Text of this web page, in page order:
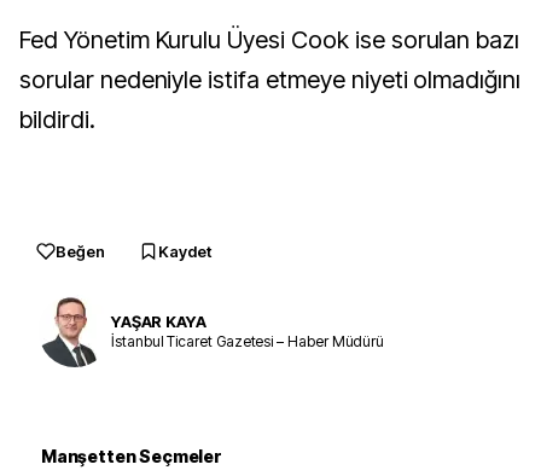
Fed Yönetim Kurulu Üyesi Cook ise sorulan bazı
sorular nedeniyle istifa etmeye niyeti olmadığını
bildirdi.
Beğen Kaydet
YAŞAR KAYA
İstanbul Ticaret Gazetesi – Haber Müdürü
Manşetten Seçmeler